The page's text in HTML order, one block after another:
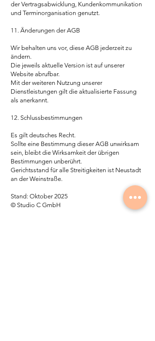
der Vertragsabwicklung, Kundenkommunikation
und Terminorganisation genutzt.
11. Änderungen der AGB
Wir behalten uns vor, diese AGB jederzeit zu
ändern.
Die jeweils aktuelle Version ist auf unserer
Website abrufbar.
Mit der weiteren Nutzung unserer
Dienstleistungen gilt die aktualisierte Fassung
als anerkannt.
12. Schlussbestimmungen
Es gilt deutsches Recht.
Sollte eine Bestimmung dieser AGB unwirksam
sein, bleibt die Wirksamkeit der übrigen
Bestimmungen unberührt.
Gerichtsstand für alle Streitigkeiten ist Neustadt
an der Weinstraße.
Stand: Oktober 2025
© Studio C GmbH